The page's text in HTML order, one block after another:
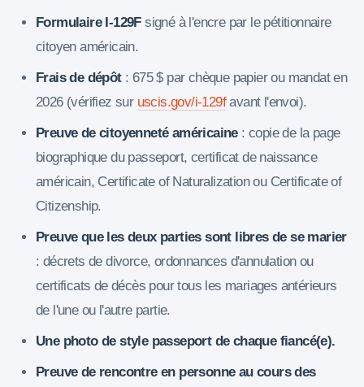
Formulaire I-129Fsigné à l'encre par le pétitionnaire
citoyen américain.
Frais de dépôt: 675 $ par chèque papier ou mandat en
2026 (vérifiez sur uscis.gov/i-129favant l'envoi).
Preuve de citoyenneté américaine: copie de la page
biographique du passeport, certificat de naissance
américain, Certificate of Naturalization ou Certificate of
Citizenship.
Preuve que les deux parties sont libres de se marier
: décrets de divorce, ordonnances d'annulation ou
certificats de décès pour tous les mariages antérieurs
de l'une ou l'autre partie.
Une photo de style passeport de chaque fiancé(e).
Preuve de rencontre en personne au cours des